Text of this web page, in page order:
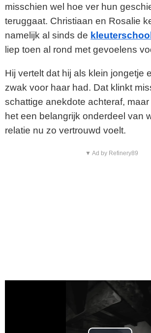
misschien wel hoe ver hun
teruggaat. Christiaan en Rosalie
namelijk al sinds de kleuterschool
liep toen al rond met gevoelens
Hij vertelt dat hij als klein jongetje
zwak voor haar had. Dat klinkt
schattige anekdote achteraf,
het een belangrijk onderdeel van
relatie nu zo vertrouwd voelt.
▼ Ad by Refinery89